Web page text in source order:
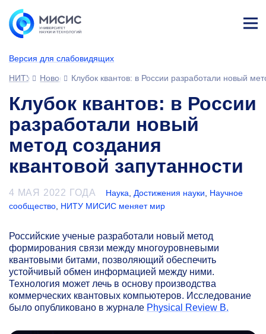
Версия для слабовидящих
ине
НИТУ МИСИС
НовостиКлубок квантов: в России разработали новый
Клубок квантов: в России
разработали новый
метод создания
квантовой запутанности
4 МАЯ 2022 ГОДА Наука Достижения науки
Научное
сообщество НИТУ МИСИС меняет мир
Российские ученые разработали новый метод
формирования связи между многоуровневыми
квантовыми битами, позволяющий обеспечить
устойчивый обмен информацией между ними.
Технология может лечь в основу производства
коммерческих квантовых компьютеров. Исследование
было опубликовано в журнале Physical Review B.